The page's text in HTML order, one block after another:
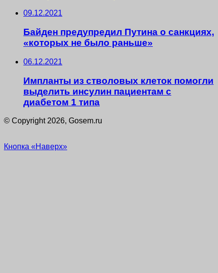
09.12.2021
Байден предупредил Путина о санкциях,
«которых не было раньше»
06.12.2021
Импланты из стволовых клеток помогли
выделить инсулин пациентам с
диабетом 1 типа
© Copyright 2026, Gosem.ru
Кнопка «Наверх»